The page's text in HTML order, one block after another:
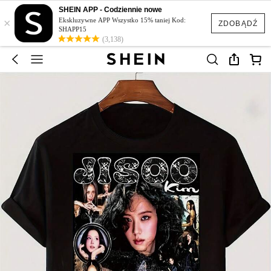
ZDOBĄDŹ
×
SHEIN APP - Codziennie nowe
Ekskluzywne APP Wszystko 15% taniej Kod:
SHAPP15
(3,138)